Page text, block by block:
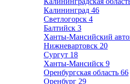
Калининград 46
Светлогорск 4
Балтийск 3
Ханты-Мансийский
Нижневартовск 20
Сургут 18
Ханты-Мансийск 9
Оренбургская область 66
Оренбург 29